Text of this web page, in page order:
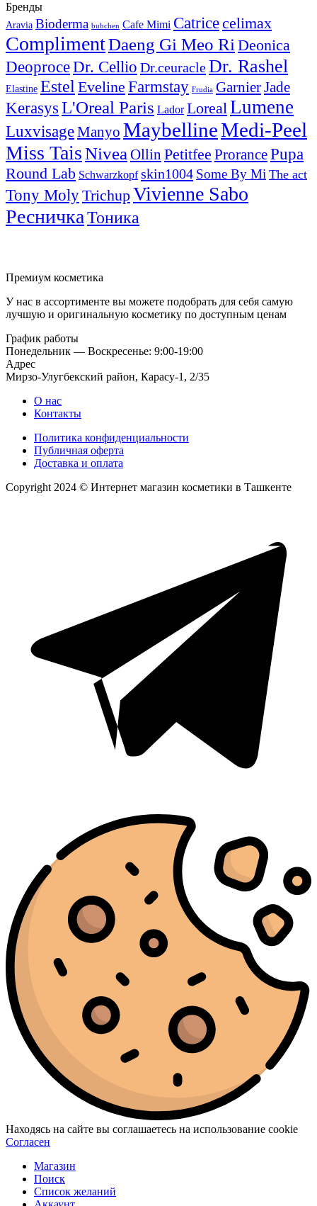
Бренды
Aravia Bioderma bubchen Cafe Mimi Catricecelimax
ComplimentDaeng Gi Meo RiDeonica
DeoproceDr. Cellio Dr.ceuracleDr. Rashel
Elastine EstelEveline Farmstay Frudia GarnierJade
Kerasys L'Oreal Paris Lador LorealLumene
LuxvisageManyo MaybellineMedi-Peel
Miss TaisNivea Ollin Petitfee ProrancePupa
Round Lab Schwarzkopf skin1004 Some By Mi The act
Tony MolyTrichupVivienne Sabo
РесничкаТоника
Премиум косметика
У нас в ассортименте вы можете подобрать для себя самую
лучшую и оригинальную косметику по доступным ценам
График работы
Понедельник — Воскресенье: 9:00-19:00
Адрес
Мирзо-Улугбекский район, Карасу-1, 2/35
О нас
Контакты
Политика конфиденциальности
Публичная оферта
Доставка и оплата
Copyright 2024 © Интернет магазин косметики в Ташкенте
Находясь на сайте вы соглашаетесь на использование cookie
Согласен
Магазин
Поиск
Список желаний